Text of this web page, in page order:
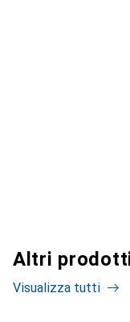
Visualizza tutti